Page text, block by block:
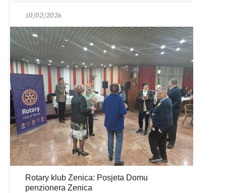
10/02/2026
Rotary klub Zenica: Posjeta Domu
penzionera Zenica